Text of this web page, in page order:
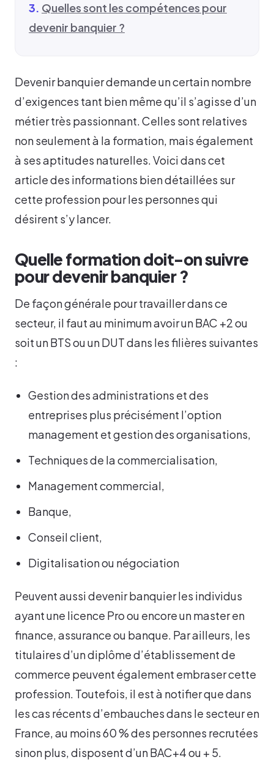
Quelles sont les compétences pour
devenir banquier ?
Devenir banquier demande un certain nombre
d’exigences tant bien même qu’il s’agisse d’un
métier très passionnant. Celles sont relatives
non seulement à la formation, mais également
à ses aptitudes naturelles. Voici dans cet
article des informations bien détaillées sur
cette profession pour les personnes qui
désirent s’y lancer.
Quelle formation doit-on suivre
pour devenir banquier ?
De façon générale pour travailler dans ce
secteur, il faut au minimum avoir un BAC +2 ou
soit un BTS ou un DUT dans les filières suivantes
:
Gestion des administrations et des
entreprises plus précisément l’option
management et gestion des organisations,
Techniques de la commercialisation,
Management commercial,
Banque,
Conseil client,
Digitalisation ou négociation
Peuvent aussi devenir banquier les individus
ayant une licence Pro ou encore un master en
finance, assurance ou banque. Par ailleurs, les
titulaires d’un diplôme d’établissement de
commerce peuvent également embraser cette
profession. Toutefois, il est à notifier que dans
les cas récents d’embauches dans le secteur en
France, au moins 60 % des personnes recrutées
sinon plus, disposent d’un BAC+4 ou + 5.